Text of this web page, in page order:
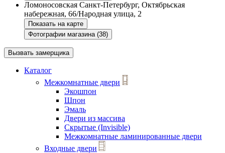
Ломоносовская Санкт-Петербург, Октябрьская
набережная, 66/Народная улица, 2
Показать на карте
Фотографии магазина (38)
Вызвать замерщика
Каталог
Межкомнатные двери
Экошпон
Шпон
Эмаль
Двери из массива
Скрытые (Invisible)
Межкомнатные ламинированные двери
Входные двери